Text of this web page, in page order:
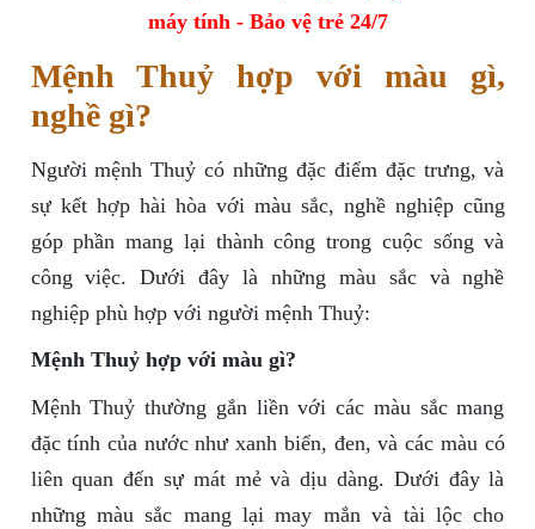
máy tính - Bảo vệ trẻ 24/7
Mệnh Thuỷ hợp với màu gì,
nghề gì?
Người mệnh Thuỷ có những đặc điểm đặc trưng, và
sự kết hợp hài hòa với màu sắc, nghề nghiệp cũng
góp phần mang lại thành công trong cuộc sống và
công việc. Dưới đây là những màu sắc và nghề
nghiệp phù hợp với người mệnh Thuỷ:
Mệnh Thuỷ hợp với màu gì?
Mệnh Thuỷ thường gắn liền với các màu sắc mang
đặc tính của nước như xanh biển, đen, và các màu có
liên quan đến sự mát mẻ và dịu dàng. Dưới đây là
những màu sắc mang lại may mắn và tài lộc cho